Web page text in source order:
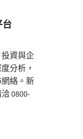
台
資與企
分析，
絡。新
0800-